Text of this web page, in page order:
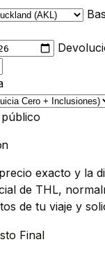
exacto y la
de THL,
de tu viaje y
Solicitar Presupuesto Final